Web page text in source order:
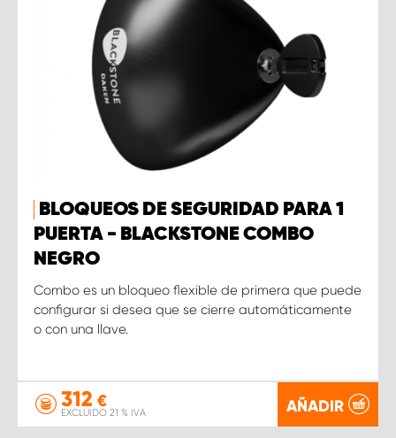
BLOQUEOS DE SEGURIDAD PARA 1
PUERTA - BLACKSTONE COMBO
NEGRO
Combo es un bloqueo flexible de primera que puede
configurar si desea que se cierre automáticamente
o con una llave.
312 €
EXCLUIDO 21 % IVA AÑADIR